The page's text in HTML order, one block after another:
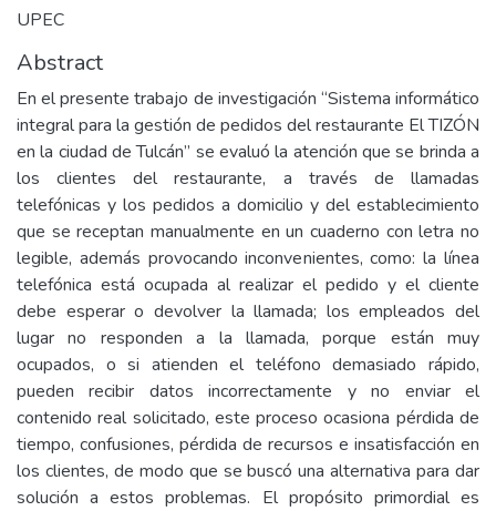
UPEC
Abstract
En el presente trabajo de investigación “Sistema informático
integral para la gestión de pedidos del restaurante El TIZÓN
en la ciudad de Tulcán” se evaluó la atención que se brinda a
los clientes del restaurante, a través de llamadas
telefónicas y los pedidos a domicilio y del establecimiento
que se receptan manualmente en un cuaderno con letra no
legible, además provocando inconvenientes, como: la línea
telefónica está ocupada al realizar el pedido y el cliente
debe esperar o devolver la llamada; los empleados del
lugar no responden a la llamada, porque están muy
ocupados, o si atienden el teléfono demasiado rápido,
pueden recibir datos incorrectamente y no enviar el
contenido real solicitado, este proceso ocasiona pérdida de
tiempo, confusiones, pérdida de recursos e insatisfacción en
los clientes, de modo que se buscó una alternativa para dar
solución a estos problemas. El propósito primordial es